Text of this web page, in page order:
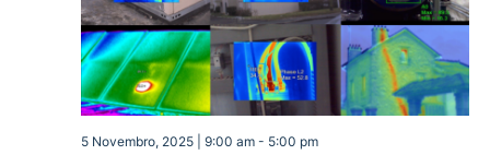
5 Novembro, 2025 | 9:00 am- 5:00 pm